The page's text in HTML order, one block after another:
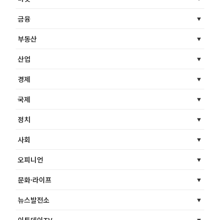
금융
부동산
산업
경제
국제
정치
사회
오피니언
문화·라이프
뉴스발전소